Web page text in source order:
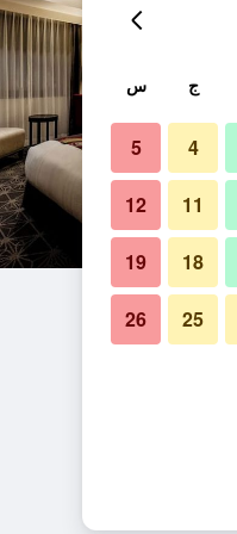
ج س
4
5
11
12
18
19
25
26